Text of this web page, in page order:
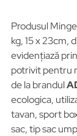
Produsul
kg, 15 x 23cm,
evidențiază
potrivit pentru
de la brandul
ecologica,
tavan, sport
sac, tip sac